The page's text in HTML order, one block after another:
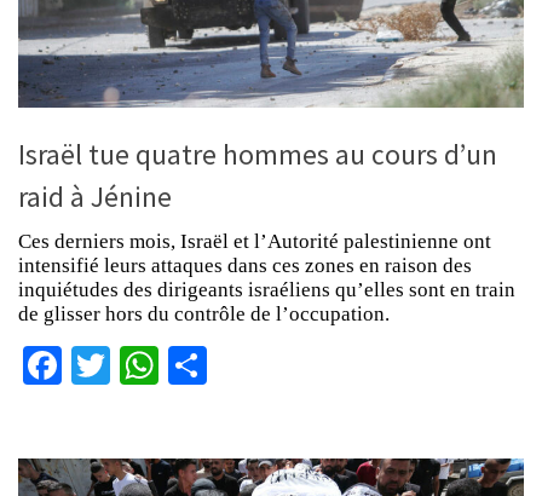
Israël tue quatre hommes au cours d’un
raid à Jénine
Ces derniers mois, Israël et l’Autorité palestinienne ont
intensifié leurs attaques dans ces zones en raison des
inquiétudes des dirigeants israéliens qu’elles sont en train
de glisser hors du contrôle de l’occupation.
Facebook
TwitterWhatsApp